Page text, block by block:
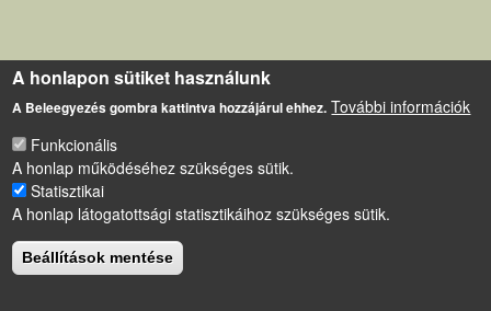
A honlapon sütiket használunk
A Beleegyezés gombra kattintva hozzájárul ehhez. További információk
Funkcionális
A honlap működéséhez szükséges sütik.
Statisztikai
A honlap látogatottsági statisztikáihoz szükséges sütik.
Beállítások mentése